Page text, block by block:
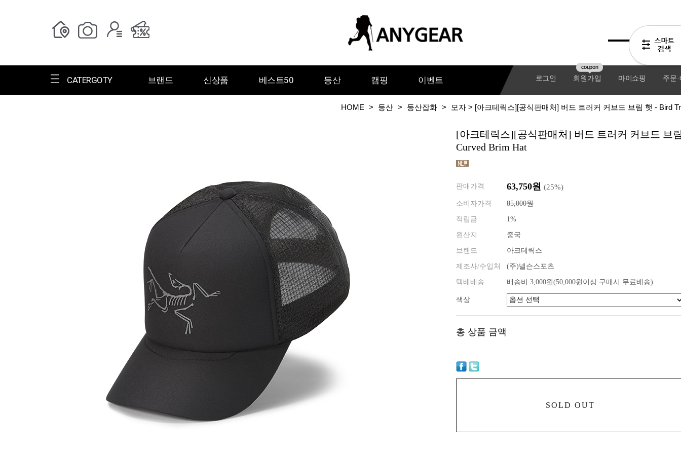
CATERGOTY 브랜드 신상품 베스트50 등산 캠핑 이벤트 로그인 회원가입
coupon
마이쇼핑 주문
ㅅ ㅇ ㅈ ㅊ
그레고리 그레이웨일디자인
HOME > 등산 > 등산잡화 > 모자 > [아크테릭스][공식판매처] 버드 트러커 커브드 브림 햇 - Bird
[아크테릭스][공식판매처] 버드 트러커 커브드 브
Curved Brim Hat
판매가격 63,750원 (25%)
소비자가격 85,000원
적립금 1%
원산지 중국
브랜드 아크테릭스
제조사/수입처 (주)넬슨스포츠
택배배송 배송비 3,000원(50,000원이상 구매시 무료배송)
색상
총 상품 금액
SOLD OUT